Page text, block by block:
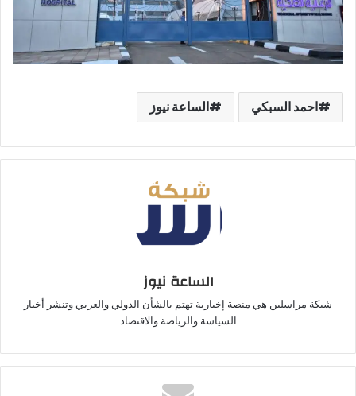
احمد السبكي الساعة نيوز
الساعة نيوز
شبكة مراسلين هي منصة إخبارية تهتم بالشأن الدولي والعربي وتنشر أخبار
السياسة والرياضة والاقتصاد